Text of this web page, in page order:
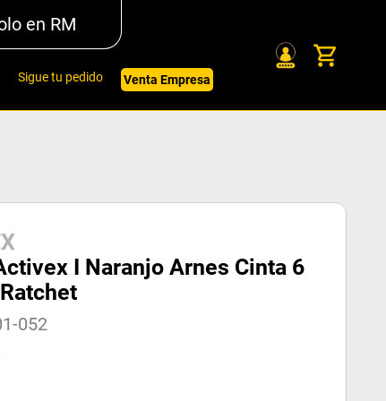
en RM
Sigue tu pedido Venta Empresa
I Naranjo Arnes Cinta 6
052